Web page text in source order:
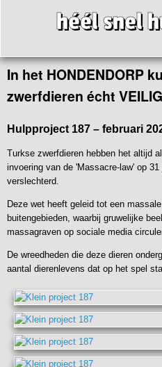
héél snel
In het HONDENDORP
zwerfdieren écht
Hulpproject 187 – februari
Turkse zwerfdieren hebben het altijd
invoering van de 'Massacre-law' op
verslechterd.
Deze wet heeft geleid tot een
buitengebieden, waarbij gruwelijke
massagraven op sociale media
De wreedheden die deze dieren
aantal dierenlevens dat op het spel